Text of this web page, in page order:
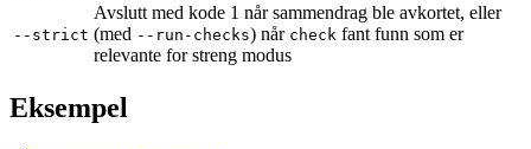
--strict
Avslutt med kode 1 når sammendrag ble avkortet, eller
(med --run-checks) når check fant funn som er
relevante for streng modus
Eksempel